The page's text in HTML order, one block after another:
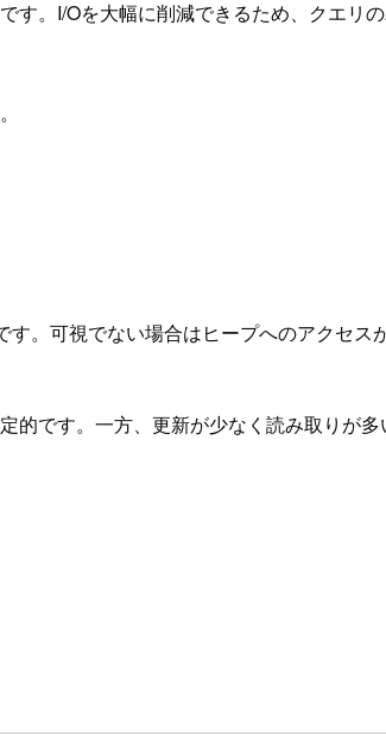
。I/Oを大幅に削減できるため、クエリ
。可視でない場合はヒープへのアクセス
です。一方、更新が少なく読み取りが多